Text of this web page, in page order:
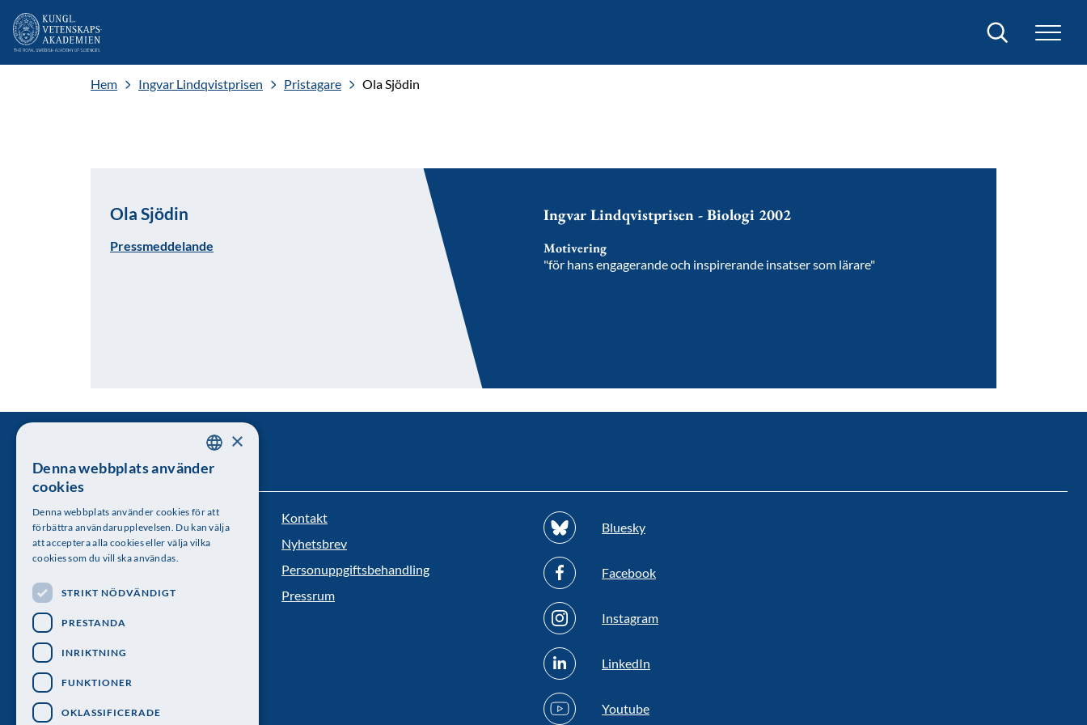
Sök
Hem Ingvar Lindqvistprisen Pristagare Ola Sjödin
Ola Sjödin Ingvar Lindqvistprisen - Biologi 2002
Motivering
"för hans engagerande och inspirerande insatser som lärare"
Pressmeddelande
Kungl. Vetenskapsakademien
Besöksadress: Lilla Frescativägen 4A
Telefon: 08-673 95 00
Kontakt
Nyhetsbrev
Personuppgiftsbehandling
Pressrum
Bluesky
Facebook
Instagram
LinkedIn
Youtube
SWEDISH
×
Denna webbplats använder
cookies
Denna webbplats använder cookies för att
förbättra användarupplevelsen. Du kan välja
att acceptera alla cookies eller välja vilka
cookies som du vill ska användas.
STRIKT NÖDVÄNDIGT
PRESTANDA
INRIKTNING
FUNKTIONER
OKLASSIFICERADE